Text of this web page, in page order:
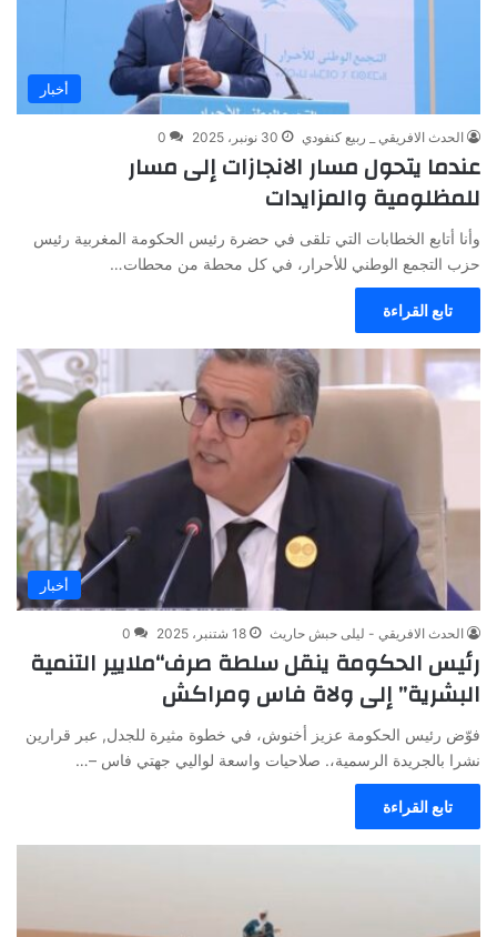
أخبار
الحدث الافريقي _ ربيع كنفودي 30 نونبر، 2025 0
عندما يتحول مسار الانجازات إلى مسار
للمظلومية والمزايدات
وأنا أتابع الخطابات التي تلقى في حضرة رئيس الحكومة المغربية رئيس
حزب التجمع الوطني للأحرار، في كل محطة من محطات…
تابع القراءة
أخبار
الحدث الافريقي - ليلى حبش حاريث 18 شتنبر، 2025 0
رئيس الحكومة ينقل سلطة صرف“ملايير التنمية
البشرية” إلى ولاة فاس ومراكش
فوّض رئيس الحكومة عزيز أخنوش، في خطوة مثيرة للجدل, عبر قرارين
نشرا بالجريدة الرسمية،. صلاحيات واسعة لواليي جهتي فاس –…
تابع القراءة